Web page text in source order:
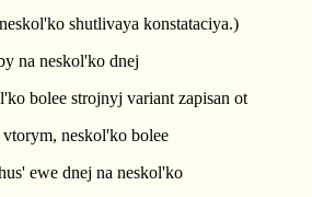
shutlivaya konstataciya.)
na neskol'ko dnej
bolee strojnyj variant zapisan ot
neskol'ko bolee
ewe dnej na neskol'ko